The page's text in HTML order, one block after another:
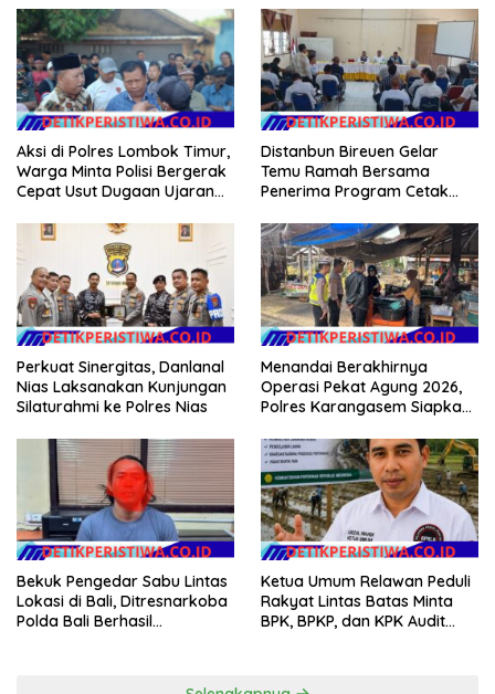
Aksi di Polres Lombok Timur,
Warga Minta Polisi Bergerak
Cepat Usut Dugaan Ujaran
Distanbun Bireuen Gelar
Temu Ramah Bersama
Penerima Program Cetak
Klarifikasi Isu Hoax
Perkuat Sinergitas, Danlanal
Nias Laksanakan Kunjungan
Silaturahmi ke Polres Nias
Menandai Berakhirnya
Operasi Pekat Agung 2026,
Polres Karangasem Siapkan
Harkamtibmas
Bekuk Pengedar Sabu Lintas
Lokasi di Bali, Ditresnarkoba
Polda Bali Berhasil
Ketua Umum Relawan Peduli
Rakyat Lintas Batas Minta
BPK, BPKP, dan KPK Audit